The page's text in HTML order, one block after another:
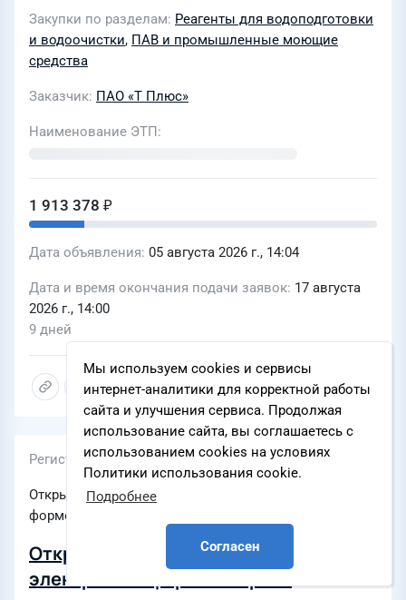
Мы используем cookies и сервисы
интернет-аналитики для корректной работы
сайта и улучшения сервиса. Продолжая
использование сайта, вы соглашаетесь с
использованием cookies на условиях
Политики использования cookie.
Подробнее
Согласен
(4551310)
Закупки по разделам
Реагенты для водоподготовки
и водоочистки, ПАВ и промышленные моющие
средства
Заказчик ПАО «Т Плюс»
Наименование ЭТП
1 913 378 ₽
Дата объявления 05 августа 2026 г., 14:04
Дата и время окончания подачи заявок 17 августа
2026 г., 14:00
9 дней
Регистрационный номер
Открытый запрос предложений в электронной
форме
Открытый запрос предложений в
электронной форме на право